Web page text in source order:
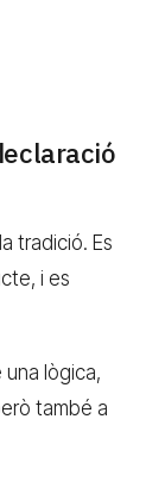
tradició. Es
i es
lògica,
també a